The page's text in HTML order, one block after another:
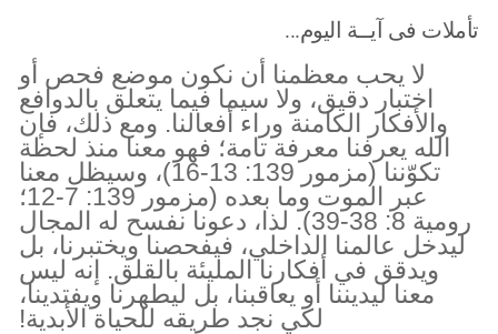
تأملات فى آيــة اليوم...
لا يحب معظمنا أن نكون موضع فحص أو
اختبار دقيق، ولا سيما فيما يتعلق بالدوافع
والأفكار الكامنة وراء أفعالنا. ومع ذلك، فإن
الله يعرفنا معرفة تامة؛ فهو معنا منذ لحظة
تكوّننا (مزمور 139: 13-16)، وسيظل معنا
عبر الموت وما بعده (مزمور 139: 7-12؛
رومية 8: 38-39). لذا، دعونا نفسح له المجال
ليدخل عالمنا الداخلي، فيفحصنا ويختبرنا، بل
ويدقق في أفكارنا المليئة بالقلق. إنه ليس
معنا ليديننا أو يعاقبنا، بل ليطهرنا ويفتدينا،
لكي نجد طريقه للحياة الأبدية!